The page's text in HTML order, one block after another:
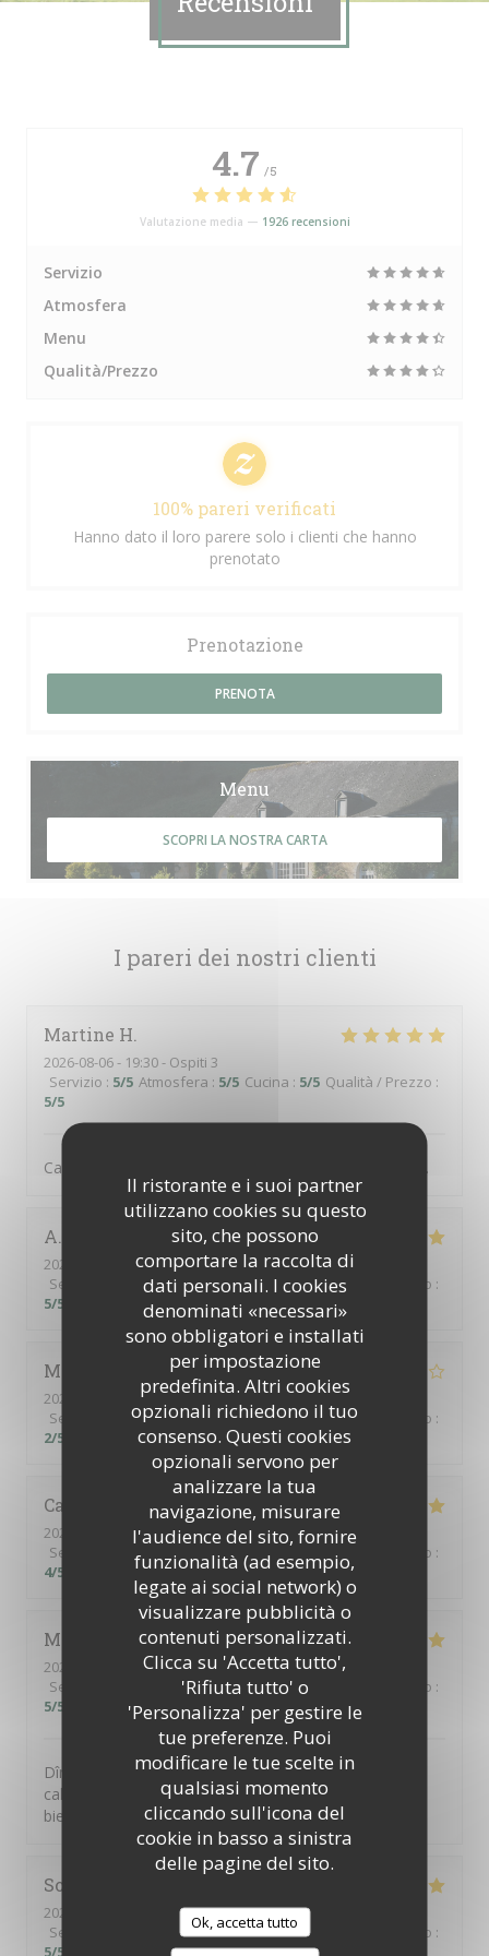
Il ristorante e i suoi partner
utilizzano cookies su questo
sito, che possono
comportare la raccolta di
dati personali. I cookies
denominati «necessari»
sono obbligatori e installati
per impostazione
predefinita. Altri cookies
opzionali richiedono il tuo
consenso. Questi cookies
opzionali servono per
analizzare la tua
navigazione, misurare
l'audience del sito, fornire
funzionalità (ad esempio,
legate ai social network) o
visualizzare pubblicità o
contenuti personalizzati.
Clicca su 'Accetta tutto',
'Rifiuta tutto' o
'Personalizza' per gestire le
tue preferenze. Puoi
modificare le tue scelte in
qualsiasi momento
cliccando sull'icona del
cookie in basso a sinistra
delle pagine del sito.
Ok, accetta tutto
I pareri dei nostri clienti
Martine H
2026-08-06- 19:30 - Ospiti 3
Servizio : 5/5 Atmosfera : 5/5 Cucina : 5/5 Qualità / Prezzo :
5/5
Cadre idyllique, ambiance sympathique. Mets délicieux.
A
2026-08-02
- 13:00 - Ospiti 6
Servizio
Atmosfera:5/5 Cucina:5/5 Qualità / Prezzo :
5/5
Monica
2026-08-02
- 12:30 - Ospiti 4
Servizio
/5 Atmosfera: 3/5 Cucina:3/5 Qualità / Prezzo :
2/5
Catherine
2026-07-30
- 12:30 - Ospiti 4
Servizio
Atmosfera :5 /5 Cucina : Qualità / Prezzo :
4/5
Martine
2026-07-31
- 19:30 - Ospiti 4
Servizio
Atmosfera: 5/5 Cucina: 5/5 Qualità / Prezzo :
5/5
Dîner en terrasse. Très bien accueillis, dans un cadre
calme et verdoyant. Service attentif et discret. Avons
bien apprécié le menu du jardin. 😊
Sophie
2026-07-30
- 12:30 - Ospiti 2
Servizio
Atmosfera:5/5 Cucina:5/5 Qualità / Prezzo :
5/5
4.7 /5
Valutazione media — 1926 recensioni
Servizio
Atmosfera
Menu
Qualità/Prezzo
100% pareri verificati
Hanno dato il loro parere solo i clienti che hanno
prenotato
Prenotazione
PRENOTA
Menu
SCOPRI LA NOSTRA CARTA